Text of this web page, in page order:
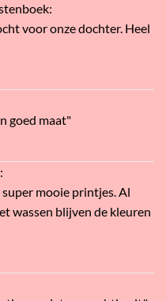
:
voor onze dochter. Heel
goed maat"
:
mooie printjes. Al
wassen blijven de kleuren